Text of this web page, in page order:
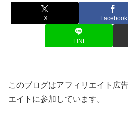
X Facebook
LINE
このブログはアフィリエイト広
エイトに参加しています。